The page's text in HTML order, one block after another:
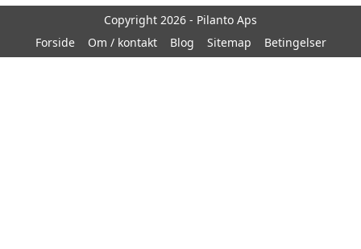
Copyright 2026 - Pilanto Aps
Forside
Om / kontakt Blog Sitemap Betingelser